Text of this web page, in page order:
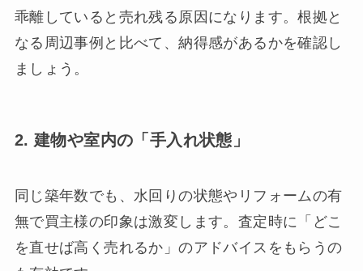
乖離していると売れ残る原因になります。根拠と
なる周辺事例と比べて、納得感があるかを確認し
ましょう。
2. 建物や室内の「手入れ状態」
同じ築年数でも、水回りの状態やリフォームの有
無で買主様の印象は激変します。査定時に「どこ
を直せば高く売れるか」のアドバイスをもらうの